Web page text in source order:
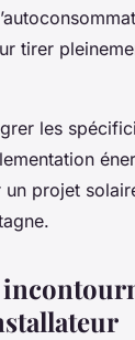
tirer
les
projet